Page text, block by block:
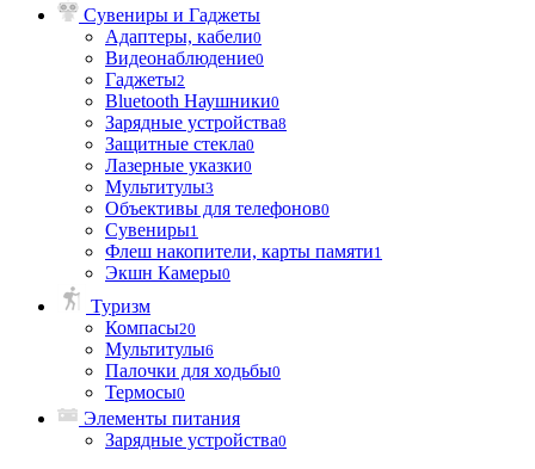
Сувениры и Гаджеты
Адаптеры, кабели0
Видеонаблюдение0
Гаджеты2
Bluetooth Наушники0
Зарядные устройства8
Защитные стекла0
Лазерные указки0
Мультитулы3
Объективы для телефонов0
Сувениры1
Флеш накопители, карты памяти1
Экшн Камеры0
Туризм
Компасы20
Мультитулы6
Палочки для ходьбы0
Термосы0
Элементы питания
Зарядные устройства0